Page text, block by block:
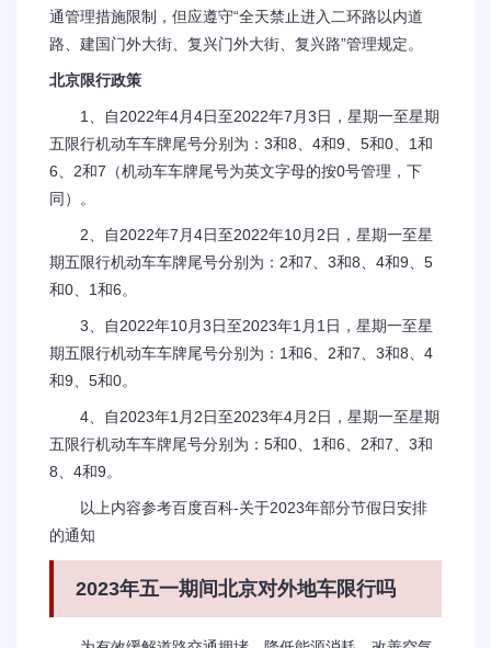
通管理措施限制，但应遵守“全天禁止进入二环路以内道
路、建国门外大街、复兴门外大街、复兴路”管理规定。
北京限行政策
1、自2022年4月4日至2022年7月3日，星期一至星期
五限行机动车车牌尾号分别为：3和8、4和9、5和0、1和
6、2和7（机动车车牌尾号为英文字母的按0号管理，下
同）。
2、自2022年7月4日至2022年10月2日，星期一至星
期五限行机动车车牌尾号分别为：2和7、3和8、4和9、5
和0、1和6。
3、自2022年10月3日至2023年1月1日，星期一至星
期五限行机动车车牌尾号分别为：1和6、2和7、3和8、4
和9、5和0。
4、自2023年1月2日至2023年4月2日，星期一至星期
五限行机动车车牌尾号分别为：5和0、1和6、2和7、3和
8、4和9。
以上内容参考百度百科-关于2023年部分节假日安排
的通知
2023年五一期间北京对外地车限行吗